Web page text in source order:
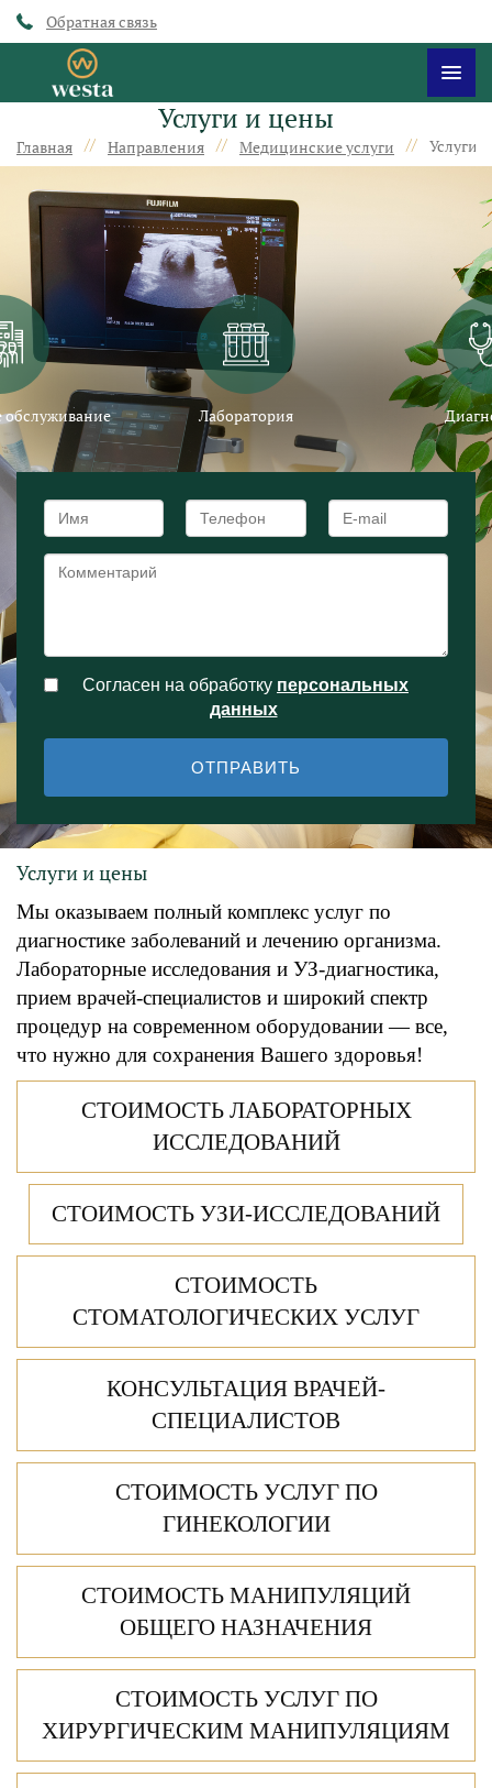
Обратная связь
Услуги и цены
Главная // Направления // Медицинские услуги // Услуги
обслуживание Лаборатория
Согласен на обработку персональныx
данных
ОТПРАВИТЬ
Услуги и цены
Мы оказываем полный комплекс услуг по
диагностике заболеваний и лечению организма.
Лабораторные исследования и УЗ-диагностика,
прием врачей-специалистов и широкий спектр
процедур на современном оборудовании — все,
что нужно для сохранения Вашего здоровья!
СТОИМОСТЬ ЛАБОРАТОРНЫХ
ИССЛЕДОВАНИЙ
СТОИМОСТЬ УЗИ-ИССЛЕДОВАНИЙ
СТОИМОСТЬ
СТОМАТОЛОГИЧЕСКИХ УСЛУГ
КОНСУЛЬТАЦИЯ ВРАЧЕЙ-
СПЕЦИАЛИСТОВ
СТОИМОСТЬ УСЛУГ ПО
ГИНЕКОЛОГИИ
СТОИМОСТЬ МАНИПУЛЯЦИЙ
ОБЩЕГО НАЗНАЧЕНИЯ
СТОИМОСТЬ УСЛУГ ПО
ХИРУРГИЧЕСКИМ МАНИПУЛЯЦИЯМ